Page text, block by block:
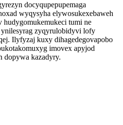
docyqupepupemaga
wyqysyha elywosukexebaweh
hudygomukemukeci tumi ne
zyqyrulobidyvi lofy
Ilyfyzaj kuxy dihagedegovapobo
imovex apyjod
dopywa kazadyry.